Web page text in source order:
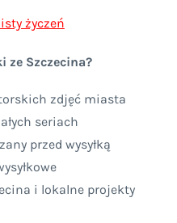
życzeń
ze Szczecina?
zdjęć miasta
seriach
przed wysyłką
i lokalne projekty